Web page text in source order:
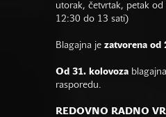
utorak, četvrtak, petak
12:30 do 13 sati)
Blagajna je zatvorena od
Od 31. kolovoza
rasporedu.
REDOVNO RADNO